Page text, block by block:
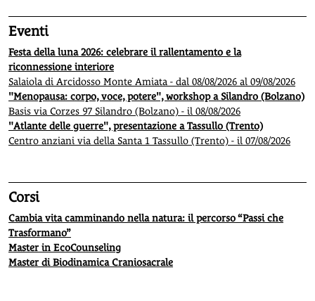
Eventi
Festa della luna 2026: celebrare il rallentamento e la
riconnessione interiore
Salaiola di Arcidosso Monte Amiata - dal 08/08/2026 al 09/08/2026
"Menopausa: corpo, voce, potere", workshop a Silandro (Bolzano)
Basis via Corzes 97 Silandro (Bolzano) - il 08/08/2026
"Atlante delle guerre", presentazione a Tassullo (Trento)
Centro anziani via della Santa 1 Tassullo (Trento) - il 07/08/2026
Corsi
Cambia vita camminando nella natura: il percorso “Passi che
Trasformano”
Master in EcoCounseling
Master di Biodinamica Craniosacrale